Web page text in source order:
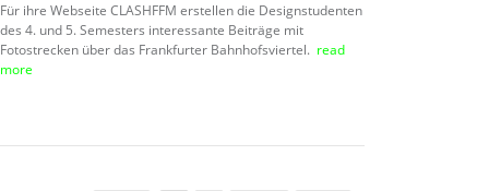
Für ihre Webseite CLASHFFM erstellen die Designstudenten
des 4. und 5. Semesters interessante Beiträge mit
Fotostrecken über das Frankfurter Bahnhofsviertel. read
more